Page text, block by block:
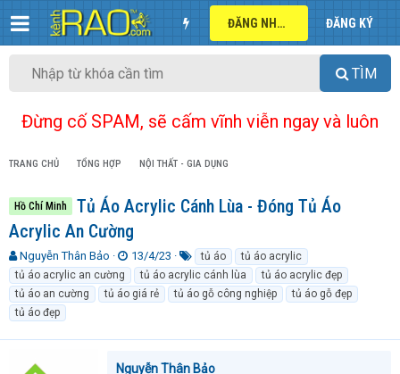
ĐĂNG NHẬP ĐĂNG KÝ
TÌM
Đừng cố SPAM, sẽ cấm vĩnh viễn ngay và luôn
TRANG CHỦ TỔNG HỢP NỘI THẤT - GIA DỤNG
Hồ Chí Minh
Tủ Áo Acrylic Cánh Lùa - Đóng Tủ Áo
Acrylic An Cường
T
h
r
e
a
Nguyễn Thân Bảo
N
g
à
y
13/4/23
ừ
k
h
tủ áo
tủ áo acrylic
tủ áo acrylic an cường
tủ áo acrylic cánh lùa
tủ áo acrylic đẹp
tủ áo an cường
tủ áo giá rẻ tủ áo gỗ công nghiệp
tủ áo gỗ đẹp
tủ áo đẹp
Nguyễn Thân Bảo